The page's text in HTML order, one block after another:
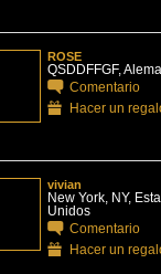
ROSE
QSDDFFGF,
Comentario
Hacer un
vivian
New York, NY,
Unidos
Comentario
Hacer un